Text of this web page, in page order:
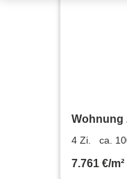
Wohnung
100.38 m²
4 Zi. ca.
7.761 €/m²